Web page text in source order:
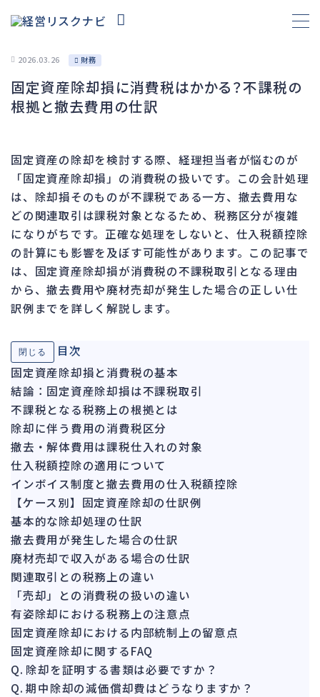
財務 695
資金繰り 193
資産売却 194
法務
差押・強制執行 231
法令違反・行政処分 318
訴訟・不正 279
損害賠償・知的財産 271
経営 157
再建準備
人事労務 572
人件費 21
労働問題
労災・ハラスメント 149
解雇・退職 129
事業運営
品質・リコール 48
情報漏洩・サイバー 269
事業再編 71
手続 701
私的整理 151
法的整理
債権者対応 19
2026.03.26 財務
固定資産除却損に消費税はかかる？不課税の
根拠と撤去費用の仕訳
固定資産の除却を検討する際、経理担当者が悩むのが
「固定資産除却損」の消費税の扱いです。この会計処理
は、除却損そのものが不課税である一方、撤去費用な
どの関連取引は課税対象となるため、税務区分が複雑
になりがちです。正確な処理をしないと、仕入税額控除
の計算にも影響を及ぼす可能性があります。この記事で
は、固定資産除却損が消費税の不課税取引となる理由
から、撤去費用や廃材売却が発生した場合の正しい仕
訳例までを詳しく解説します。
閉じる
目次
固定資産除却損と消費税の基本
結論：固定資産除却損は不課税取引
不課税となる税務上の根拠とは
除却に伴う費用の消費税区分
撤去・解体費用は課税仕入れの対象
仕入税額控除の適用について
インボイス制度と撤去費用の仕入税額控除
【ケース別】固定資産除却の仕訳例
基本的な除却処理の仕訳
撤去費用が発生した場合の仕訳
廃材売却で収入がある場合の仕訳
関連取引との税務上の違い
「売却」との消費税の扱いの違い
有姿除却における税務上の注意点
固定資産除却における内部統制上の留意点
固定資産除却に関するFAQ
Q. 除却を証明する書類は必要ですか？
Q. 期中除却の減価償却費はどうなりますか？